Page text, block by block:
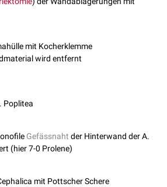
mit Kocherklemme
wird entfernt
Poplitea
Gefässnaht der Hinterwand der A.
(hier 7-0 Prolene)
mit Pottscher Schere